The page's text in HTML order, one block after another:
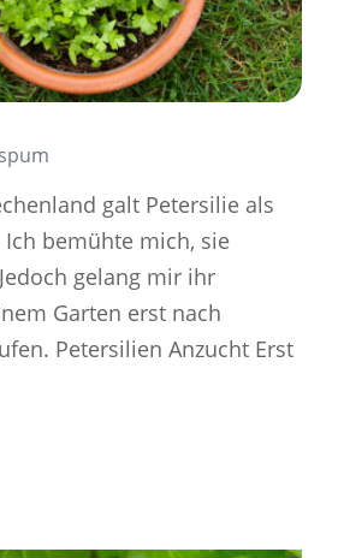
galt Petersilie als
Ich bemühte mich, sie
gelang mir ihr
Garten erst nach
Petersilien Anzucht Erst